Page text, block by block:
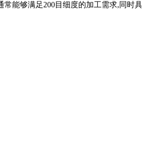
能够满足200目细度的加工需求,同时